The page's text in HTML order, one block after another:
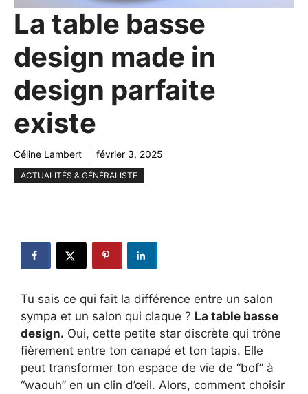
La table basse
design made in
design parfaite
existe
Céline Lambert février 3, 2025
ACTUALITÉS & GÉNÉRALISTE
Tu sais ce qui fait la différence entre un salon
sympa et un salon qui claque ? La table basse
design. Oui, cette petite star discrète qui trône
fièrement entre ton canapé et ton tapis. Elle
peut transformer ton espace de vie de “bof” à
“waouh” en un clin d’œil. Alors, comment choisir